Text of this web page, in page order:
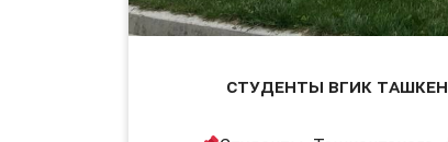
Студенты ВГИК